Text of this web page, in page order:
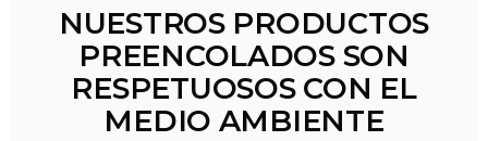
NUESTROS PRODUCTOS
PREENCOLADOS SON
RESPETUOSOS CON EL
MEDIO AMBIENTE